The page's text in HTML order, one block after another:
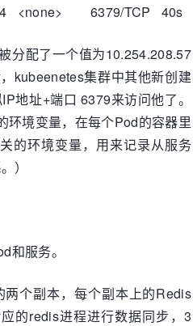
<none> 6379/TCP 40s
分配了一个值为10.254.208.57
kubeenetes集群中其他新创建
地址+端口 6379来访问他了。
环境变量，在每个Pod的容器里
的环境变量，用来记录从服务
）
和服务。
个副本，每个副本上的Redis
的redis进程进行数据同步，3